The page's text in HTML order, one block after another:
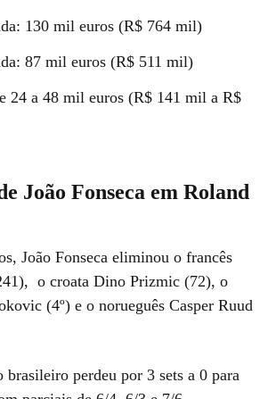
130 mil euros (R$ 764 mil)
87 mil euros (R$ 511 mil)
24 a 48 mil euros (R$ 141 mil a R$
João Fonseca em Roland
João Fonseca eliminou o francês
o croata Dino Prizmic (72), o
(4º) e o norueguês Casper Ruud
brasileiro perdeu por 3 sets a 0 para